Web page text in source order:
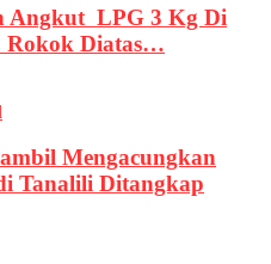
Angkut LPG 3 Kg Di
Rokok Diatas…
Mengacungkan
Tanalili Ditangkap